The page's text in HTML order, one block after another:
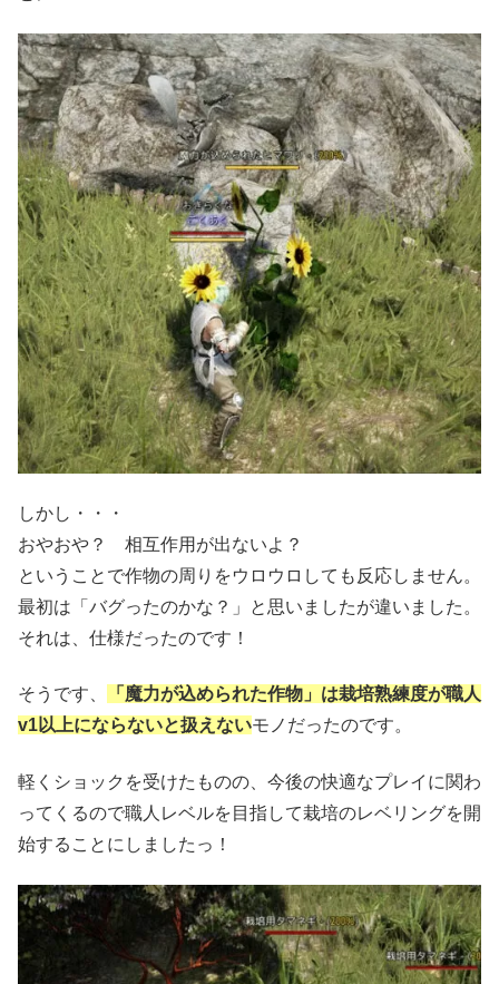
しかし・・・
おやおや？ 相互作用が出ないよ？
ということで作物の周りをウロウロしても反応しません。
最初は「バグったのかな？」と思いましたが違いました。
それは、仕様だったのです！
そうです、
「魔力が込められた作物」は栽培熟練度が職人
v1以上にならないと扱えないモノだったのです。
軽くショックを受けたものの、今後の快適なプレイに関わ
ってくるので職人レベルを目指して栽培のレベリングを開
始することにしましたっ！